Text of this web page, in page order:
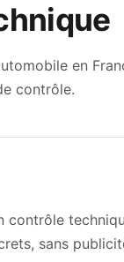
en
contrôle.
sans